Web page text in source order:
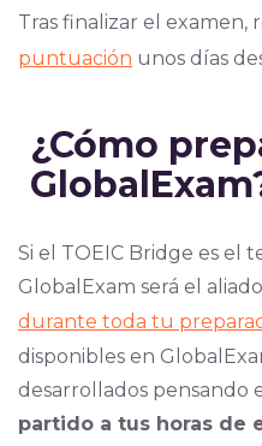
Tras finalizar el examen,
puntuación unos días
¿Cómo
GlobalExam
Si el TOEIC Bridge es el
GlobalExam será el
durante toda tu
disponibles en
desarrollados pensando
partido a tus horas de